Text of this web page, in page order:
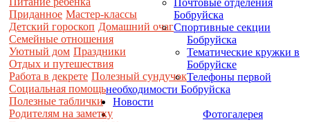
Приданное Мастер-классы
Детский гороскоп Домашний очаг
Семейные отношения
Уютный дом Праздники
Отдых и путешествия
Работа в декрете Полезный сундучок
Социальная помощь
Полезные таблички
Родителям на заметку
Почтовые отделения
Бобруйска
Спортивные секции
Бобруйска
Тематические кружки в
Бобруйске
Телефоны первой
необходимости Бобруйска
Новости
Фотогалерея